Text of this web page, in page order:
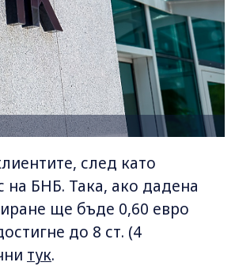
след като
на БНБ. Така, ако дадена
ще бъде 0,60 евро
до 8 ст. (4
тук.